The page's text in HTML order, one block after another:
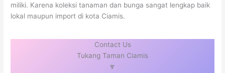
miliki. Karena koleksi tanaman dan bunga sangat lengkap baik
lokal maupun import di kota Ciamis.
Contact Us
Tukang Taman Ciamis
🔽